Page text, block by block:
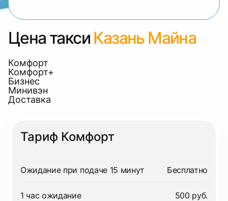
Цена такси Казань Майна
Комфорт
Комфорт+
Бизнес
Минивэн
Доставка
Тариф Комфорт
Ожидание при подаче 15 минут Бесплатно
1 час ожидание 500 руб.